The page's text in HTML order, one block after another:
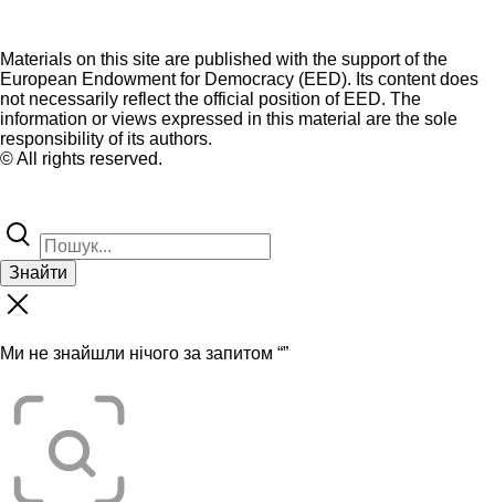
Materials on this site are published with the support of the
European Endowment for Democracy (EED). Its content does
not necessarily reflect the official position of EED. The
information or views expressed in this material are the sole
responsibility of its authors.
© All rights reserved.
Знайти
Ми не знайшли нічого за запитом “”